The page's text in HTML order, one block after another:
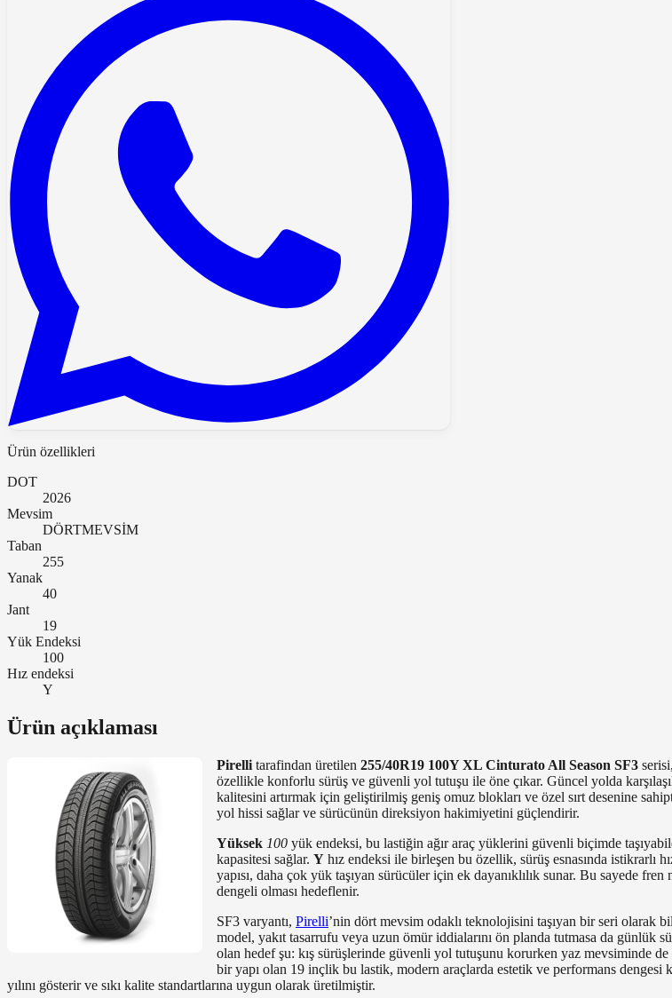
Ürün özellikleri
DOT
2026
Mevsim
DÖRTMEVSİM
Taban
255
Yanak
40
Jant
19
Yük Endeksi
100
Hız endeksi
Y
Ürün açıklaması
Pirelli tarafindan üretilen 255/40R19 100Y XL Cinturato All Season SF3
özellikle konforlu sürüş ve güvenli yol tutuşu ile öne çıkar. Güncel yolda
kalitesini artırmak için geliştirilmiş geniş omuz blokları ve özel sırt desenine
yol hissi sağlar ve sürücünün direksiyon hakimiyetini güçlendirir.
Yüksek 100 yük endeksi, bu lastiğin ağır araç yüklerini güvenli biçimde
kapasitesi sağlar. Y hız endeksi ile birleşen bu özellik, sürüş esnasında istikrarlı
yapısı, daha çok yük taşıyan sürücüler için ek dayanıklılık sunar. Bu sayede
dengeli olması hedeflenir.
SF3 varyantı, Pirelli’nin dört mevsim odaklı teknolojisini taşıyan bir seri olarak
model, yakıt tasarrufu veya uzun ömür iddialarını ön planda tutmasa da günlük
olan hedef şu: kış sürüşlerinde güvenli yol tutuşunu korurken yaz mevsiminde
bir yapı olan 19 inçlik bu lastik, modern araçlarda estetik ve performans
yılını gösterir ve sıkı kalite standartlarına uygun olarak üretilmiştir.